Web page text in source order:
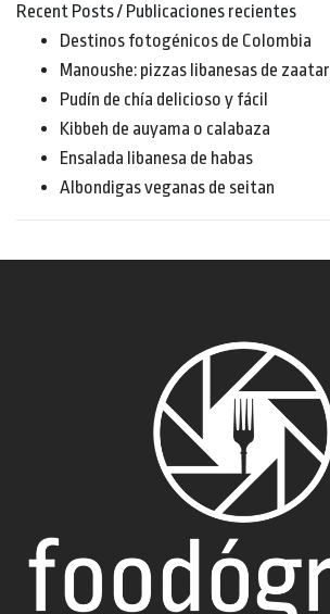
Recent Posts / Publicaciones recientes
Destinos fotogénicos de Colombia
Manoushe: pizzas libanesas de zaatar
Pudín de chía delicioso y fácil
Kibbeh de auyama o calabaza
Ensalada libanesa de habas
Albondigas veganas de seitan